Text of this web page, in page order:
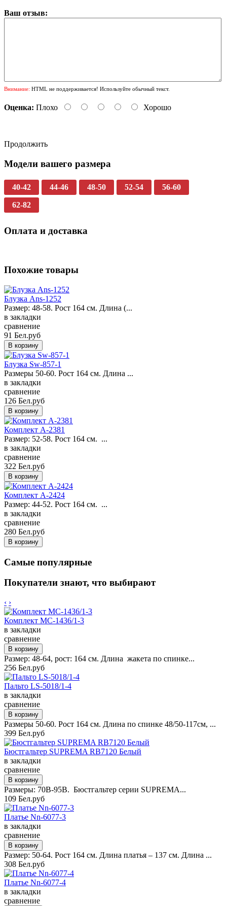
Ваш отзыв:
Внимание: HTML не поддерживается! Используйте обычный текст.
Оценка: Плохо Хорошо
Продолжить
Модели вашего размера
40-42 44-46 48-50 52-54 56-60
62-82
Оплата и доставка
Похожие товары
Блузка Ans-1252
Размер: 48-58. Рост 164 см. Длина (...
в закладки
сравнение
91 Бел.руб
Блузка Sw-857-1
Размеры 50-60. Рост 164 см. Длина ...
в закладки
сравнение
126 Бел.руб
Комплект A-2381
Размер: 52-58. Рост 164 см. ...
в закладки
сравнение
322 Бел.руб
Комплект A-2424
Размер: 44-52. Рост 164 см. ...
в закладки
сравнение
280 Бел.руб
Самые популярные
Покупатели знают, что выбирают
‹ ›
Комплект MC-1436/1-3
в закладки
сравнение
Размер: 48-64, рост: 164 см. Длина жакета по спинке...
256 Бел.руб
Пальто LS-5018/1-4
в закладки
сравнение
Размеры 50-60. Рост 164 см. Длина по спинке 48/50-117см, ...
399 Бел.руб
Бюстгальтер SUPREMA RB7120 Белый
в закладки
сравнение
Размеры: 70B-95B. Бюстгальтер серии SUPREMA...
109 Бел.руб
Платье Nn-6077-3
в закладки
сравнение
Размер: 50-64. Рост 164 см. Длина платья – 137 см. Длина ...
308 Бел.руб
Платье Nn-6077-4
в закладки
сравнение